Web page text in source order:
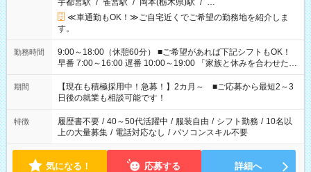
宇都宮駅 / 雀宮駅 / 岡本(栃木県)駅 / …
≪車通勤もOK！≫ご自宅近くでご希望の勤務地を紹介しま
す。
勤務時間
9:00～18:00（休憩60分） ■ご希望があれば下記シフトもOK！
早番 7:00～16:00 遅番 10:00～19:00 「家族と休みを合わせた
い」 「余裕を持って夕飯の準備がしたい」 「できれば残業はし
たくない」 など、ご希望を教えてくださいね。 ※Wワーク希望
の方へ 今ご覧のお仕事で希望する勤務時間と、もう1つのお仕事
の勤務時間。 合計で週40時間を超える場合は応募できません。
期間
【現在も積極採用中！急募！】2カ月～ ■ご応募から最短2～3
日後の就業も相談可能です！
特徴 履歴書不要 / 40～50代活躍中 / 服装自由 / シフト勤務 / 10名以
上の大量募集 / 電話対応なし / パソコンスキル不要
気になる！ 応募する 詳細へ